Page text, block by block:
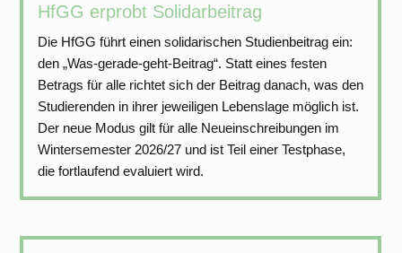
HfGG erprobt Solidarbeitrag
Die HfGG führt einen solidarischen Studienbeitrag ein:
den „Was-gerade-geht-Beitrag“. Statt eines festen
Betrags für alle richtet sich der Beitrag danach, was den
Studierenden in ihrer jeweiligen Lebenslage möglich ist.
Der neue Modus gilt für alle Neueinschreibungen im
Wintersemester 2026/27 und ist Teil einer Testphase,
die fortlaufend evaluiert wird.